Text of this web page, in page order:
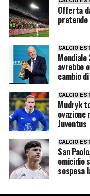
Offerta
pretende
CALCIO
avrebbe
cambio
CALCIO
Mudryk
ovazione
Juventus
CALCIO
San
omicidio
sospesa